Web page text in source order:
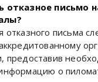
отказное письмо
отказного письма
предоставив
о